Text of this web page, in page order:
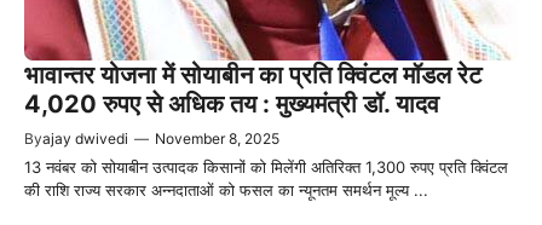
भावान्तर योजना में सोयाबीन का प्रति क्विंटल मॉडल रेट
4,020 रुपए से अधिक तय : मुख्यमंत्री डॉ. यादव
Byajay dwivedi — November 8, 2025
13 नवंबर को सोयाबीन उत्पादक किसानों को मिलेंगी अतिरिक्त 1,300 रुपए प्रति क्विंटल
की राशि राज्य सरकार अन्नदाताओं को फसल का न्यूनतम समर्थन मूल्य ...